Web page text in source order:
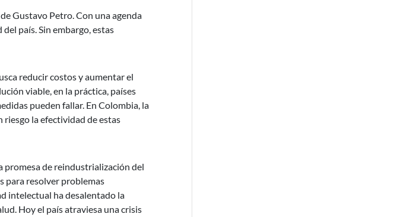
Gustavo Petro. Con una agenda
país. Sin embargo, estas
reducir costos y aumentar el
viable, en la práctica, países
pueden fallar. En Colombia, la
la efectividad de estas
promesa de reindustrialización del
para resolver problemas
intelectual ha desalentado la
Hoy el país atraviesa una crisis